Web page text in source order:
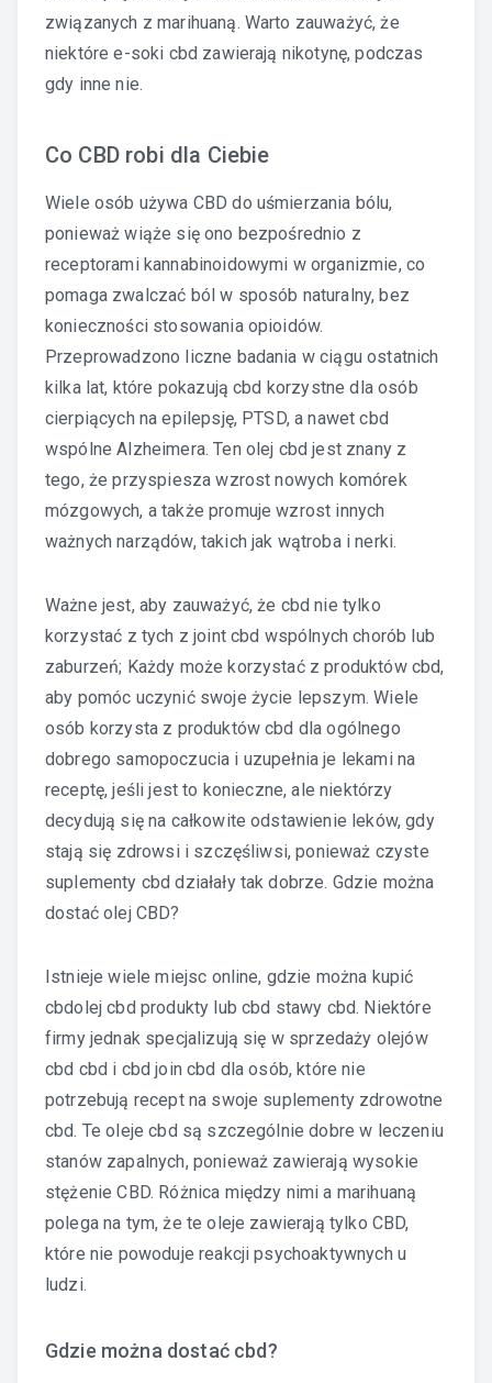
związanych z marihuaną. Warto zauważyć, że
niektóre e-soki cbd zawierają nikotynę, podczas
gdy inne nie.
Co CBD robi dla Ciebie
Wiele osób używa CBD do uśmierzania bólu,
ponieważ wiąże się ono bezpośrednio z
receptorami kannabinoidowymi w organizmie, co
pomaga zwalczać ból w sposób naturalny, bez
konieczności stosowania opioidów.
Przeprowadzono liczne badania w ciągu ostatnich
kilka lat, które pokazują cbd korzystne dla osób
cierpiących na epilepsję, PTSD, a nawet cbd
wspólne Alzheimera. Ten olej cbd jest znany z
tego, że przyspiesza wzrost nowych komórek
mózgowych, a także promuje wzrost innych
ważnych narządów, takich jak wątroba i nerki.
Ważne jest, aby zauważyć, że cbd nie tylko
korzystać z tych zjoint cbd wspólnych chorób lub
zaburzeń; Każdy może korzystać z produktów cbd,
aby pomóc uczynić swoje życie lepszym. Wiele
osób korzysta z produktów cbd dla ogólnego
dobrego samopoczucia i uzupełnia je lekami na
receptę, jeśli jest to konieczne, ale niektórzy
decydują się na całkowite odstawienie leków, gdy
stają się zdrowsi i szczęśliwsi, ponieważ czyste
suplementy cbd działały tak dobrze. Gdzie można
dostać olej CBD?
Istnieje wiele miejsc online, gdzie można kupić
cbdolej cbd produkty lub cbd stawy cbd. Niektóre
firmy jednak specjalizują się w sprzedaży olejów
cbd cbd i cbd join cbd dla osób, które nie
potrzebują recept na swoje suplementy zdrowotne
cbd. Te oleje cbd są szczególnie dobre w leczeniu
stanów zapalnych, ponieważ zawierają wysokie
stężenie CBD. Różnica między nimi a marihuaną
polega na tym, że te oleje zawierają tylko CBD,
które nie powoduje reakcji psychoaktywnych u
ludzi.
Gdzie można dostać cbd?